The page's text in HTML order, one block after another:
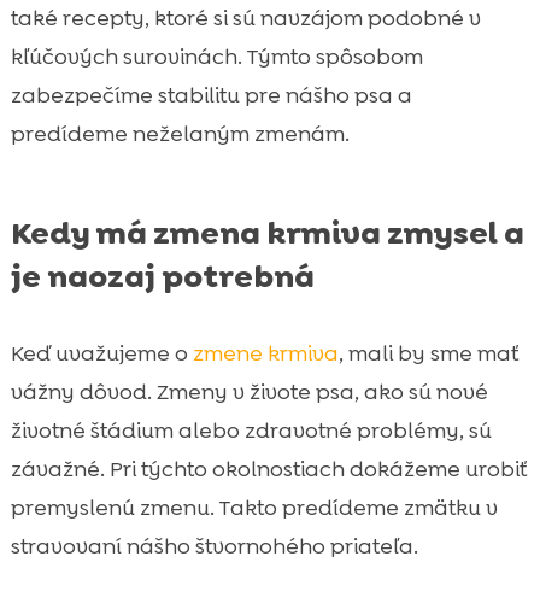
také recepty, ktoré si sú navzájom podobné v
kľúčových surovinách. Týmto spôsobom
zabezpečíme stabilitu pre nášho psa a
predídeme neželaným zmenám.
Kedy má zmena krmiva zmysel a
je naozaj potrebná
Keď uvažujeme o zmene krmiva, mali by sme mať
vážny dôvod. Zmeny v živote psa, ako sú nové
životné štádium alebo zdravotné problémy, sú
závažné. Pri týchto okolnostiach dokážeme urobiť
premyslenú zmenu. Takto predídeme zmätku v
stravovaní nášho štvornohého priateľa.